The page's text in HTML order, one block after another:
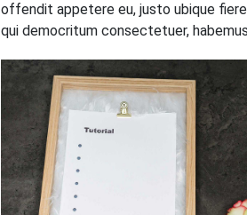
offendit appetere eu, justo ubique
qui democritum consectetuer,